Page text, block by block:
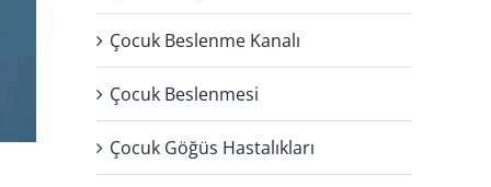
Çocuk Beslenme Kanalı
Çocuk Beslenmesi
Çocuk Göğüs Hastalıkları